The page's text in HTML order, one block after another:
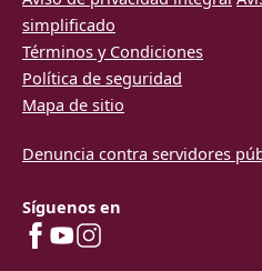
simplificado
Términos y Condiciones
Política de seguridad
Mapa de sitio
Denuncia contra servidores
Síguenos en